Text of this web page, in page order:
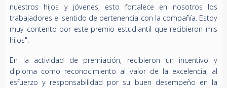
nuestros hijos y jóvenes, esto fortalece en nosotros los
trabajadores el sentido de pertenencia con la compañía. Estoy
muy contento por este premio estudiantil que recibieron mis
hijos".
En la actividad de premiación, recibieron un incentivo y
diploma como reconocimiento al valor de la excelencia, al
esfuerzo y responsabilidad por su buen desempeño en la